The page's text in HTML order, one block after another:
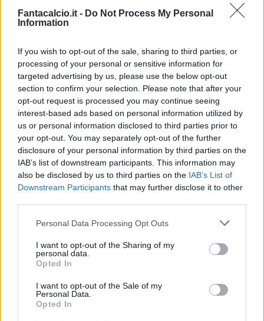
Fantacalcio.it - Do Not Process My Personal
Information
If you wish to opt-out of the sale, sharing to third parties, or
processing of your personal or sensitive information for
targeted advertising by us, please use the below opt-out
section to confirm your selection. Please note that after your
opt-out request is processed you may continue seeing
interest-based ads based on personal information utilized by
us or personal information disclosed to third parties prior to
your opt-out. You may separately opt-out of the further
disclosure of your personal information by third parties on the
IAB’s list of downstream participants. This information may
also be disclosed by us to third parties on the IAB’s List of
Downstream Participants that may further disclose it to other
Personal Data Processing Opt Outs
I want to opt-out of the Sharing of my
personal data.
Opted In
I want to opt-out of the Sale of my
Personal Data.
Opted In
visto gli sguardi e gli atteggiamenti giusti. Ora o
maniche e ripartiamo. E io ho visto la seconda
cosa. Domani dobbiamo mettere in campo il
carattere, mi aspetto una reazione".
IL CASO FELIPE ANDERSON- "Deve completare
la crescita e la maturazione, gli avversari li
conoscono bene, deve imparare a variare il suo
gioco. Sta avendo gli stessi atteggiamenti, le
prestazioni devono migliorare".
sta inserendo, diventerà un giocatore importante,
ma ha bisogno di tempo e lo metterò in campo al
momento giusto. Hoedt invece è un po' più
lavoro, la cultura, i compagni. Ha buona
esperienza, può essere pronto. Cataldi ha fatto